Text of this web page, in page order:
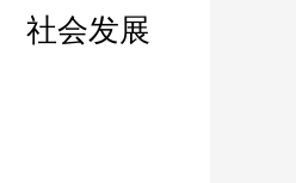
社会发展